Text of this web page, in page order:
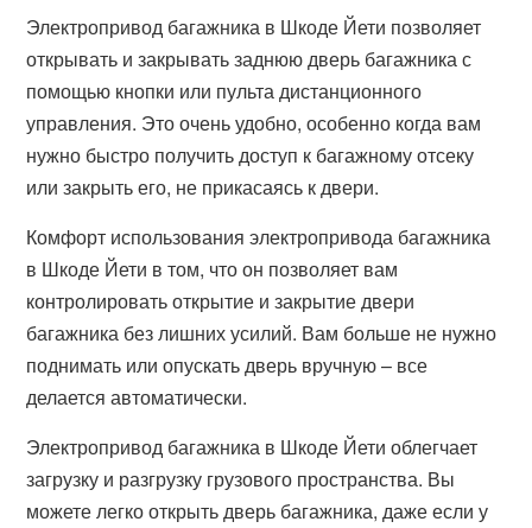
Электропривод багажника в Шкоде Йети позволяет
открывать и закрывать заднюю дверь багажника с
помощью кнопки или пульта дистанционного
управления. Это очень удобно, особенно когда вам
нужно быстро получить доступ к багажному отсеку
или закрыть его, не прикасаясь к двери.
Комфорт использования электропривода багажника
в Шкоде Йети в том, что он позволяет вам
контролировать открытие и закрытие двери
багажника без лишних усилий. Вам больше не нужно
поднимать или опускать дверь вручную – все
делается автоматически.
Электропривод багажника в Шкоде Йети облегчает
загрузку и разгрузку грузового пространства. Вы
можете легко открыть дверь багажника, даже если у